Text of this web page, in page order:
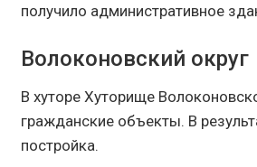
получило административное
Волоконовский округ
В хуторе Хуторище
гражданские объекты. В
постройка.